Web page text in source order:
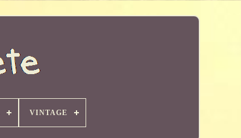
VINTAGE